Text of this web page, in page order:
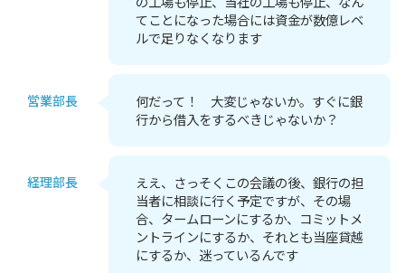
てことになった場合には資金が数億レベ
ルで足りなくなります
営業部長
何だって！ 大変じゃないか。すぐに銀
行から借入をするべきじゃないか？
経理部長
ええ、さっそくこの会議の後、銀行の担
当者に相談に行く予定ですが、その場
合、タームローンにするか、コミットメ
ントラインにするか、それとも当座貸越
にするか、迷っているんです